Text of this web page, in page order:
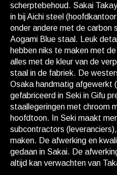
scherptebehoud. Sakai
in bij Aichi steel
onder andere met de carbon
Aogami Blue staal. Leuk
hebben niks te maken met
alles met de kleur van de
staal in de fabriek. De
Osaka handmatig afgewerkt
gefabriceerd in Seki in Gifu
staallegeringen met chroom
hoofdtoon. In Seki maakt
subcontractors
maken. De afwerking en
gedaan in Sakai. De
altijd kan verwachten van